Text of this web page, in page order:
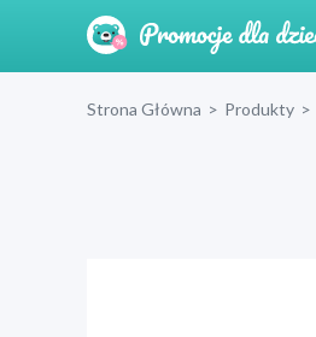
Strona Główna > Produkty >